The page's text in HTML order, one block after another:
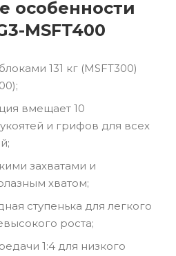
особенности
MSFT400
131 кг (MSFT300)
вмещает 10
и грифов для всех
захватами и
хватом;
ступенька для легкого
роста;
1:4 для низкого